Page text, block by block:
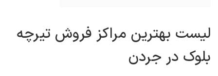
لیست بهترین مراکز فروش تیرچه
بلوک در جردن